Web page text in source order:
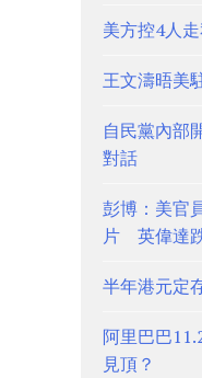
美方控4人
王文濤晤美
自民黨內部
對話
彭博：美官
片 英偉達
半年港元定
阿里巴巴
見頂？